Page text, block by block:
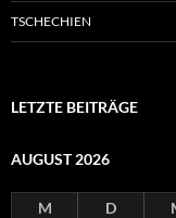
TSCHECHIEN
LETZTE BEITRÄGE
AUGUST 2026
M D